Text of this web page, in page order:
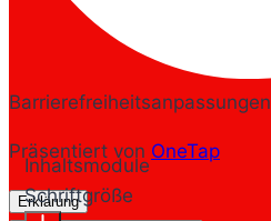
Barrierefreiheitsanpassungen
Präsentiert von OneTap
Erklärung
Inhaltsmodule
Schriftgröße